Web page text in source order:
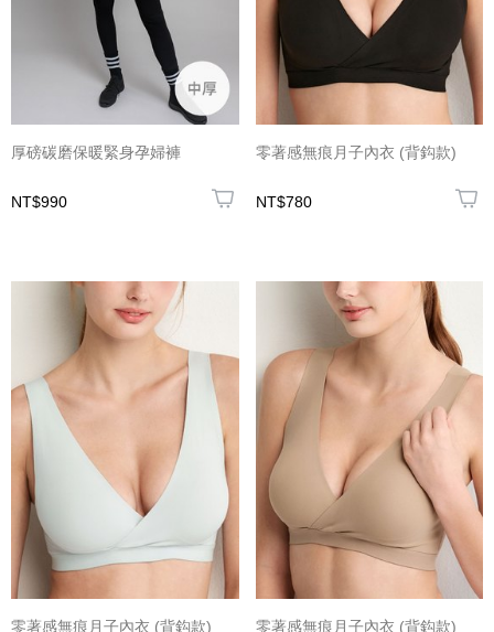
厚磅碳磨保暖緊身孕婦褲
NT$990
零著感無痕月子內衣 (背鈎款)
NT$780
零著感無痕月子內衣 (背鈎款) 零著感無痕月子內衣 (背鈎款)